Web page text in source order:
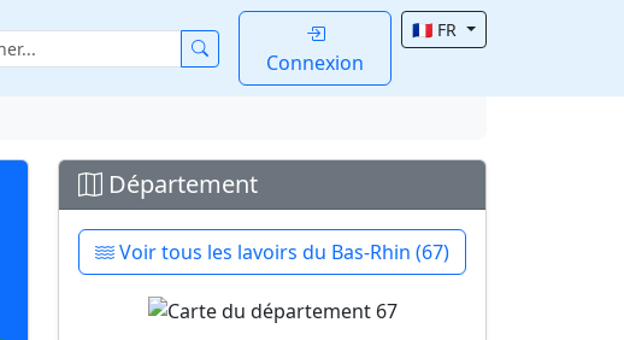
Connexion
🇫🇷 FR
Département
Voir tous les lavoirs du Bas-Rhin (67)